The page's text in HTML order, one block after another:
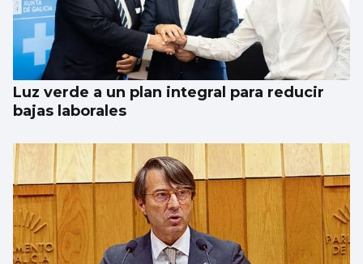
Luz verde a un plan integral para reducir
bajas laborales